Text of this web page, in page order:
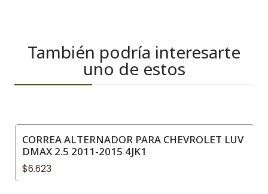
También podría interesarte
uno de estos
CORREA ALTERNADOR PARA CHEVROLET LUV
DMAX 2.5 2011-2015 4JK1
$6.623